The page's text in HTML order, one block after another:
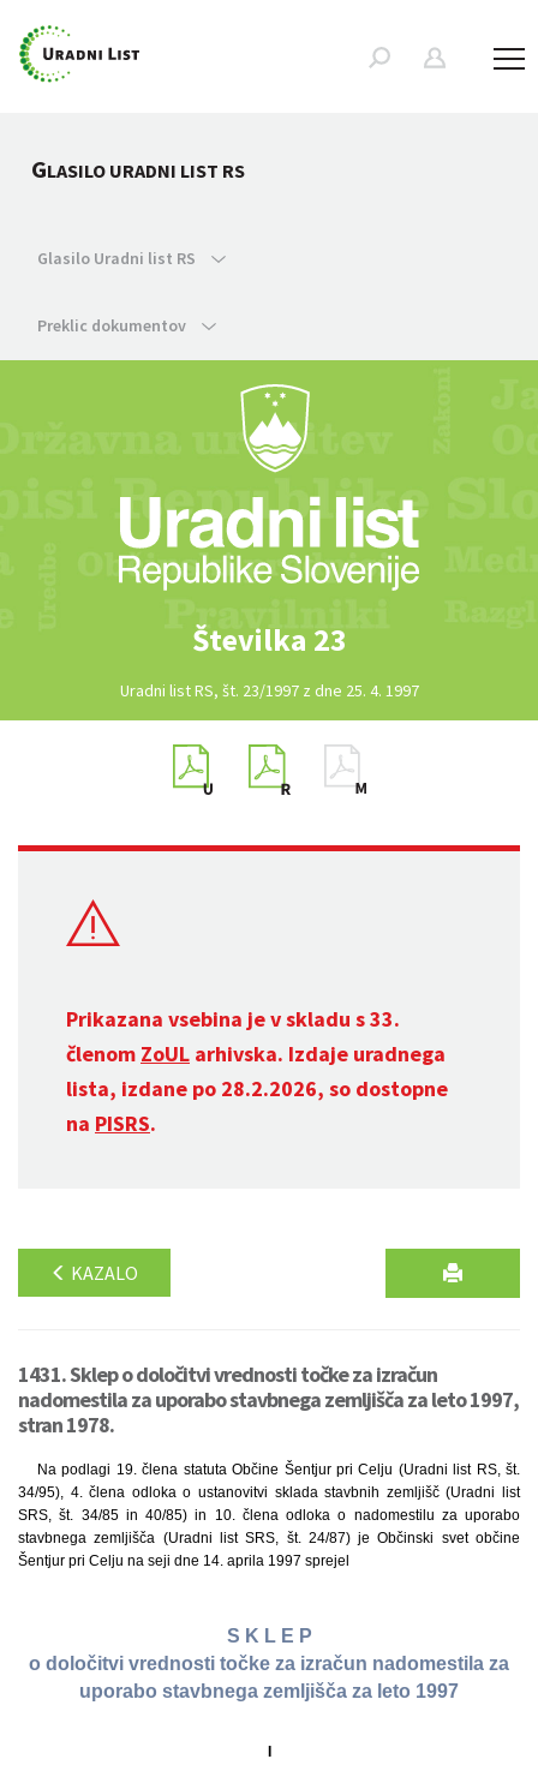
GLASILO URADNI LIST RS
Glasilo Uradni list RS
Preklic dokumentov
Številka 23
Uradni list RS, št. 23/1997 z dne 25. 4. 1997
Prikazana vsebina je v skladu s 33.
členom ZoUL arhivska. Izdaje uradnega
lista, izdane po 28.2.2026, so dostopne
na PISRS.
KAZALO
1431. Sklep o določitvi vrednosti točke za izračun
nadomestila za uporabo stavbnega zemljišča za leto 1997,
stran 1978.
Na podlagi 19. člena statuta Občine Šentjur pri Celju (Uradni list RS, št.
34/95), 4. člena odloka o ustanovitvi sklada stavbnih zemljišč (Uradni list
SRS, št. 34/85 in 40/85) in 10. člena odloka o nadomestilu za uporabo
stavbnega zemljišča (Uradni list SRS, št. 24/87) je Občinski svet občine
Šentjur pri Celju na seji dne 14. aprila 1997 sprejel
S K L E P
o določitvi vrednosti točke za izračun nadomestila za
uporabo stavbnega zemljišča za leto 1997
I